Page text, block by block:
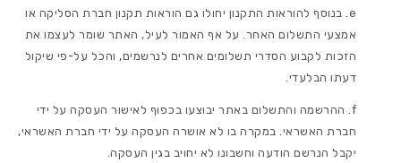
בנוסף להוראות התקנון יחולו גם הוראות תקנון חברת הסליקה או
אמצעי התשלום האחר. על אף האמור לעיל, האתר שומר לעצמו את
הזכות לקבוע הסדרי תשלומים אחרים לנרשמים, והכל על-פי שיקול
דעתו הבלעדי.
ההרשמה והתשלום באתר יבוצעו בכפוף לאישור העסקה על ידי
חברת האשראי. במקרה בו לא אושרה העסקה על ידי חברת האשראי,
יקבל הנרשם הודעה וחשבונו לא יחויב בגין העסקה.